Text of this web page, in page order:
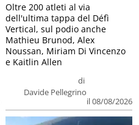
di
Davide Pellegrino
il 08/08/2026
Oltre 200 atleti al via
dell'ultima tappa del Défì
Vertical, sul podio anche
Mathieu Brunod, Alex
Noussan, Miriam Di Vincenzo
e Kaitlin Allen